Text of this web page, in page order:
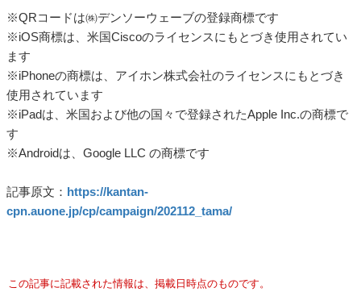
※QRコードは㈱デンソーウェーブの登録商標です
※iOS商標は、米国Ciscoのライセンスにもとづき使用されてい
ます
※iPhoneの商標は、アイホン株式会社のライセンスにもとづき
使用されています
※iPadは、米国および他の国々で登録されたApple Inc.の商標で
す
※Androidは、Google LLC の商標です
記事原文： https://kantan-
cpn.auone.jp/cp/campaign/202112_tama/
この記事に記載された情報は、掲載日時点のものです。